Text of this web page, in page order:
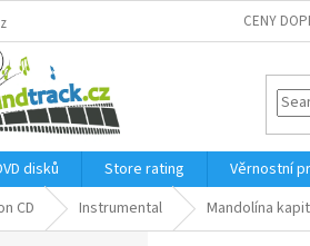
CENY
disků Store rating Věrnostní
CD Instrumental Mandolína